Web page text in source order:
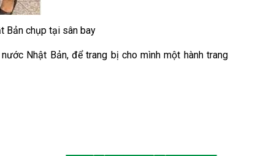
Bản chụp tại sân bay
Nhật Bản, để trang bị cho mình một hành trang